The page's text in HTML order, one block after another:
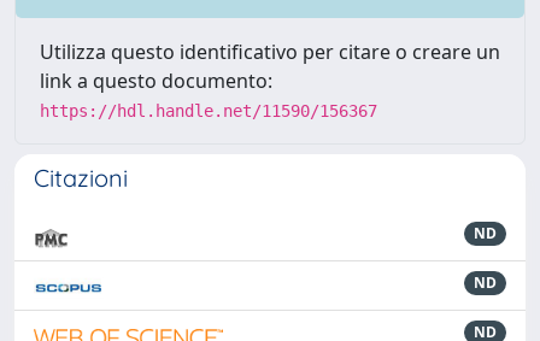
Utilizza questo identificativo per citare o creare un
link a questo documento:
https://hdl.handle.net/11590/156367
Citazioni
ND
ND
ND